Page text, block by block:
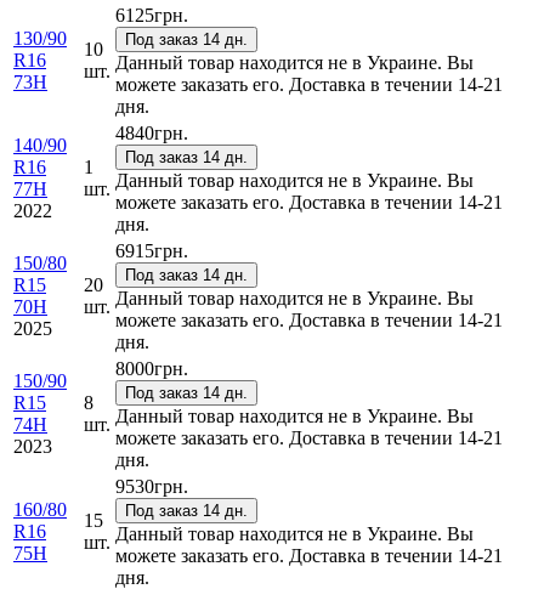
130/90
R16
73H
10
шт.
6125грн.
Под заказ 14 дн.
Данный товар находится не в Украине. Вы
можете заказать его. Доставка в течении 14-21
дня.
140/90
R16
77H
2022
1
шт.
4840грн.
Под заказ 14 дн.
Данный товар находится не в Украине. Вы
можете заказать его. Доставка в течении 14-21
дня.
150/80
R15
70H
2025
20
шт.
6915грн.
Под заказ 14 дн.
Данный товар находится не в Украине. Вы
можете заказать его. Доставка в течении 14-21
дня.
150/90
R15
74H
2023
8
шт.
8000грн.
Под заказ 14 дн.
Данный товар находится не в Украине. Вы
можете заказать его. Доставка в течении 14-21
дня.
160/80
R16
75H
15
шт.
9530грн.
Под заказ 14 дн.
Данный товар находится не в Украине. Вы
можете заказать его. Доставка в течении 14-21
дня.